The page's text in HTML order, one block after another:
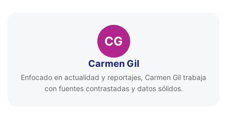
CG
Carmen Gil
Enfocado en actualidad y reportajes, Carmen Gil trabaja
con fuentes contrastadas y datos sólidos.